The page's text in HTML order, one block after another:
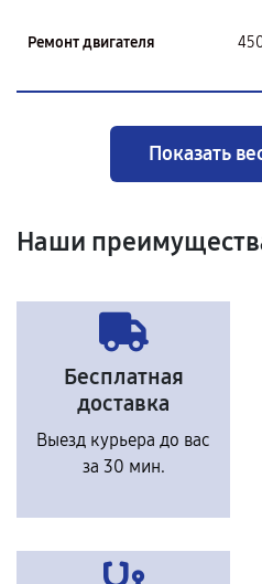
Ремонт двигателя
Показать
Наши
Бесплатная
доставка
Выезд курьера до вас
за 30 мин.